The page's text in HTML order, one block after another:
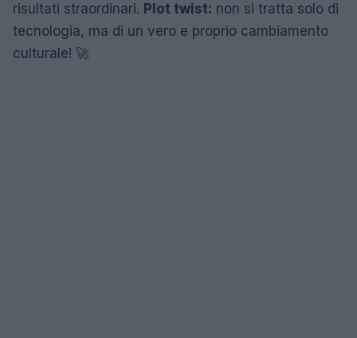
risultati straordinari. Plot twist: non si tratta solo di
tecnologia, ma di un vero e proprio cambiamento
culturale! 🚀